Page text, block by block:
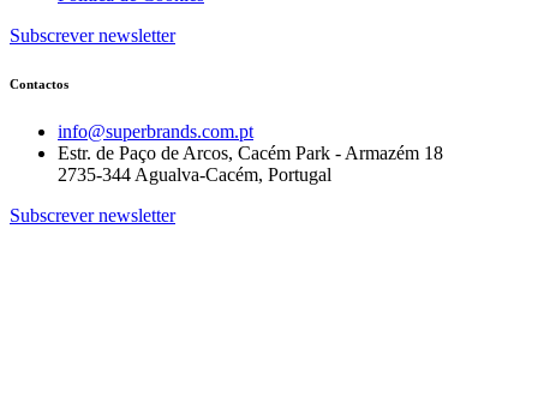
Subscrever newsletter
Contactos
info@superbrands.com.pt
Estr. de Paço de Arcos, Cacém Park - Armazém 18
2735-344 Agualva-Cacém, Portugal
Subscrever newsletter